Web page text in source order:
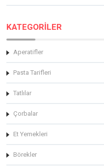
KATEGORİLER
Aperatifler
Pasta Tarifleri
Tatlılar
Çorbalar
Et Yemekleri
Börekler